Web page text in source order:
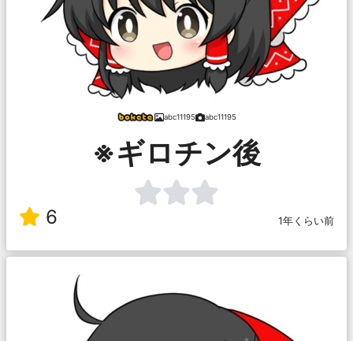
abc11195 abc11195
※ギロチン後
6 1年くらい前